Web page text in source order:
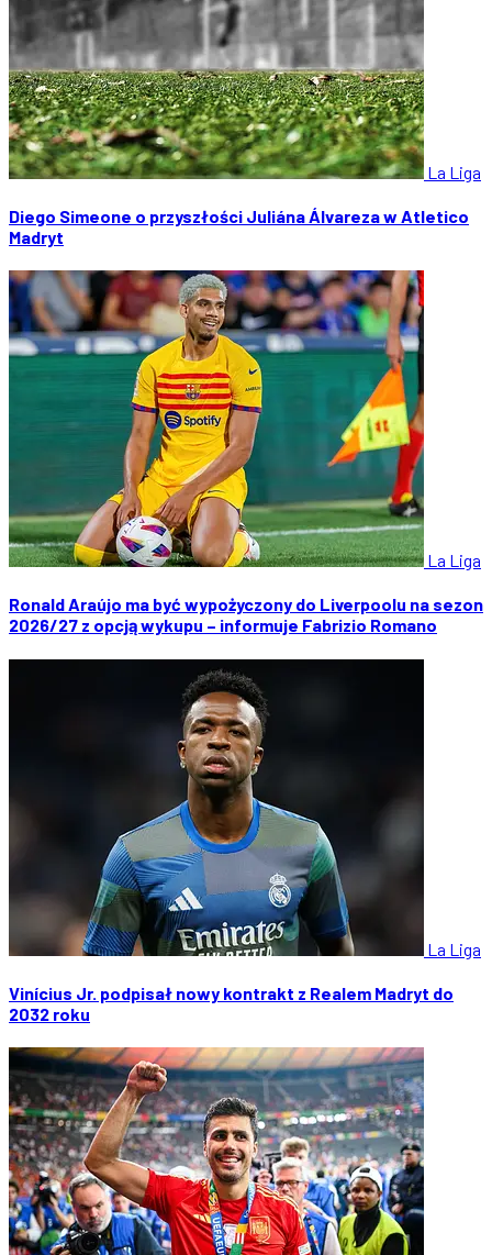
La Liga
Diego Simeone o przyszłości Juliána Álvareza w Atletico
Madryt
La Liga
Ronald Araújo ma być wypożyczony do Liverpoolu na sezon
2026/27 z opcją wykupu – informuje Fabrizio Romano
La Liga
Vinícius Jr. podpisał nowy kontrakt z Realem Madryt do
2032 roku